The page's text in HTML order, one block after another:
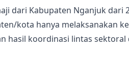
dari Kabupaten Nganjuk
kota hanya melaksanakan
hasil koordinasi lintas sektoral